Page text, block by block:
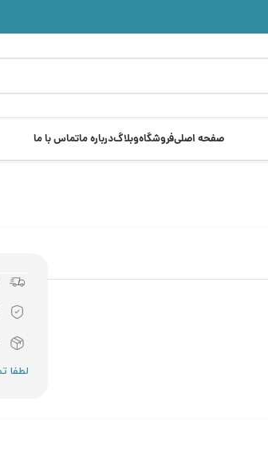
صفحه اصلیفروشگاهوبلاگدرباره ماتماس با ما